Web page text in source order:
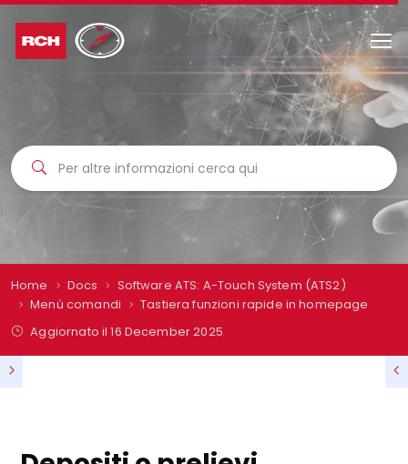
Home Docs
Software ATS: A-Touch System (ATS2)
Menù comandi
Tastiera funzioni rapide in homepage
Aggiornato il16 December 2025